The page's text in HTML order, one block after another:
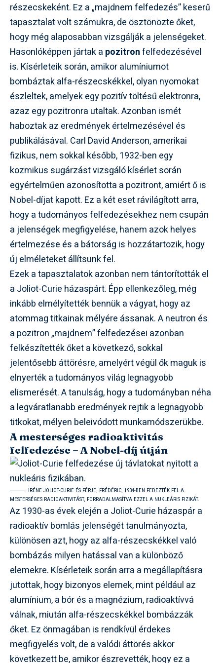
részecskeként. Ez a „majdnem felfedezés” keserű
tapasztalat volt számukra, de ösztönözte őket,
hogy még alaposabban vizsgálják a jelenségeket.
Hasonlóképpen jártak a pozitronfelfedezésével
is. Kísérleteik során, amikor alumíniumot
bombáztak alfa-részecskékkel, olyan nyomokat
észleltek, amelyek egy pozitív töltésű elektronra,
azaz egy pozitronra utaltak. Azonban ismét
haboztak az eredmények értelmezésével és
publikálásával. Carl David Anderson, amerikai
fizikus, nem sokkal később, 1932-ben egy
kozmikus sugárzást vizsgáló kísérlet során
egyértelműen azonosította a pozitront, amiért ő is
Nobel-díjat kapott. Ez a két eset rávilágított arra,
hogy a tudományos felfedezésekhez nem csupán
a jelenségek megfigyelése, hanem azok helyes
értelmezése és a bátorság is hozzátartozik, hogy
új elméleteket állítsunk fel.
Ezek a tapasztalatok azonban nem tántorították el
a Joliot-Curie házaspárt. Épp ellenkezőleg, még
inkább elmélyítették bennük a vágyat, hogy az
atommag titkainak mélyére ássanak. A neutron és
a pozitron „majdnem” felfedezései azonban
felkészítették őket a következő, sokkal
jelentősebb áttörésre, amelyért végül ők maguk is
elnyerték a tudományos világ legnagyobb
elismerését. A tanulság, hogy a tudományban néha
a legváratlanabb eredmények rejtik a legnagyobb
titkokat, mélyen beleivódott munkamódszerükbe.
A mesterséges radioaktivitás
felfedezése – A Nobel-díj útján
IRÉNE JOLIOT-CURIE ÉS FÉRJE, FRÉDÉRIC, 1934-BEN FEDEZTÉK FEL A
MESTERSÉGES RADIOAKTIVITÁST, FORRADALMASÍTVA EZZEL A NUKLEÁRIS FIZIKÁT.
Az 1930-as évek elején a Joliot-Curie házaspár a
radioaktív bomlás jelenségét tanulmányozta,
különösen azt, hogy az alfa-részecskékkel való
bombázás milyen hatással van a különböző
elemekre. Kísérleteik során arra a megállapításra
jutottak, hogy bizonyos elemek, mint például az
alumínium, a bór és a magnézium, radioaktívvá
válnak, miután alfa-részecskékkel bombázzák
őket. Ez önmagában is rendkívül érdekes
megfigyelés volt, de a valódi áttörés akkor
következett be, amikor észrevették, hogy ez a